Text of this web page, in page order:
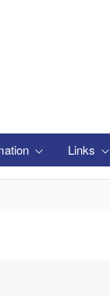
Links